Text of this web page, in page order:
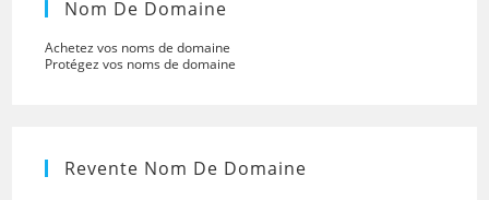
Nom De Domaine
Achetez vos noms de domaine
Protégez vos noms de domaine
Revente Nom De Domaine